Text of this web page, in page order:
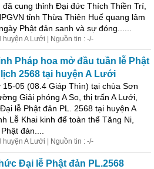
đã cung thỉnh Đại đức Thích Thiền Trí,
tỉnh Thừa Thiên Huế quang lâm
Phật đản sanh và sự đóng......
huyện A Lưới | Nguồn tin : -/-
Pháp hoa mở đầu tuần lễ Phật
2568 tại huyện A Lưới
15-05 (08.4 Giáp Thìn) tại chùa Sơn
Giải phóng A So, thị trấn A Lưới,
lễ Phật đản PL. 2568 tại huyện A
Lễ Khai kinh để toàn thể Tăng Ni,
Phật đản....
huyện A Lưới | Nguồn tin : -/-
Đại lễ Phật đản PL.2568